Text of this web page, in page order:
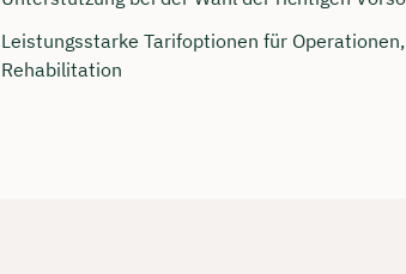
Leistungsstarke Tarifoptionen für
Rehabilitation
Ubben sichern 🤝
Wir beraten dich Montag bis Freitag von 8 bis